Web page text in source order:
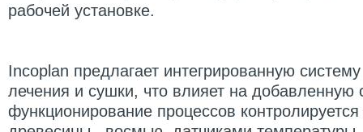
рабочей установке.
Incoplan предлагает интегрированную
лечения и сушки, что влияет на добавленную
функционирование процессов